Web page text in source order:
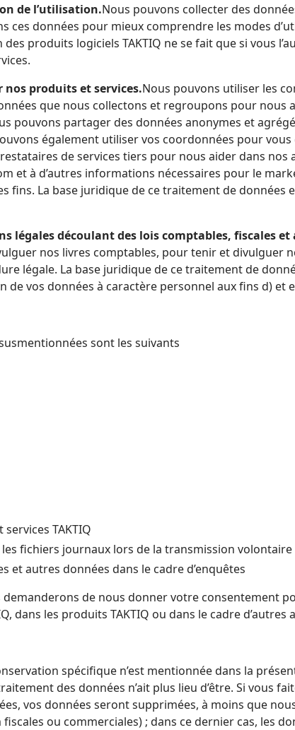
de l’utilisation.Nous pouvons collecter des
ces données pour mieux comprendre les modes
ne se fait que si vous l’autorisez. La base juridique de ce traitement de données
produits et services.Nous pouvons utiliser les
que nous collectons et regroupons pour
pouvons partager des données anonymes et
également utiliser vos coordonnées pour
de services tiers pour nous aider dans
et à d’autres informations nécessaires pour le
nos produits et
légales découlant des lois comptables, fiscales et
nos livres comptables, pour tenir et
légale. La base juridique de ce traitement de
sont les suivants
TAKTIQ
fichiers journaux lors de la transmission
et autres données dans le cadre d’enquêtes
de nous donner votre consentement
dans les produits TAKTIQ ou dans le cadre d’autres
spécifique n’est mentionnée dans la
des données n’ait plus lieu d’être. Si
vos données seront supprimées, à moins que
ou commerciales) ; dans ce dernier cas, les